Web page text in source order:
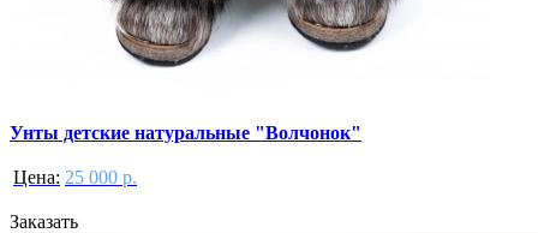
Унты детские натуральные "Волчонок"
Цена: 25 000 р.
Заказать